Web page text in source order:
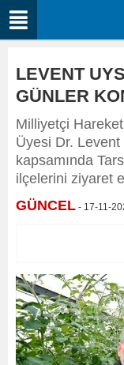
LEVENT
GÜNLER
Milliyetçi
Üyesi Dr. Levent
kapsamında
ilçelerini ziyaret
GÜNCEL - 17-11-